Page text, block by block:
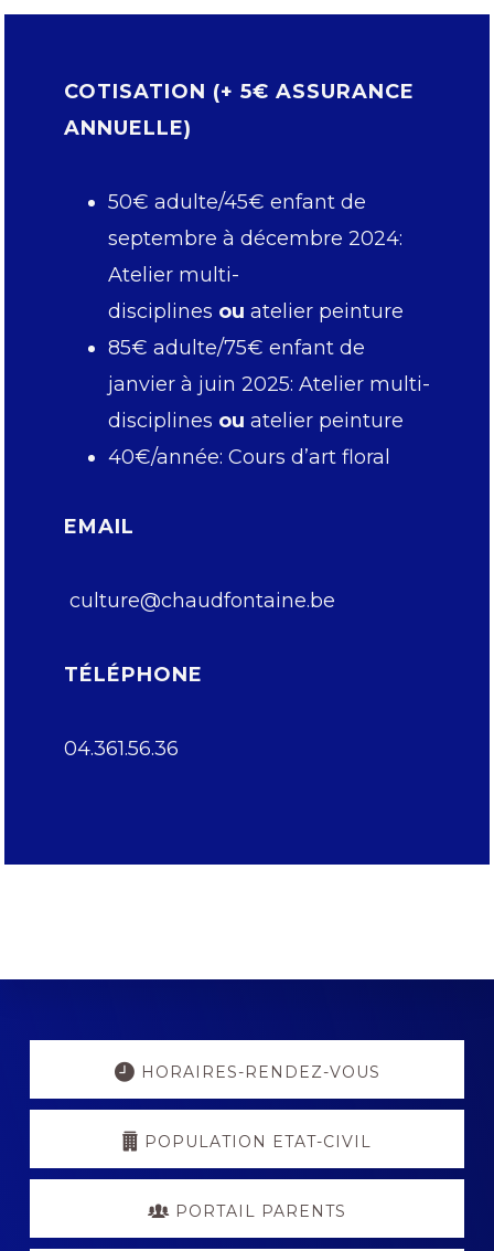
COTISATION (+ 5€ ASSURANCE
ANNUELLE)
50€ adulte/45€ enfant de
septembre à décembre 2024:
Atelier multi-
disciplines ou atelier peinture
85€ adulte/75€ enfant de
janvier à juin 2025: Atelier multi-
disciplines ou atelier peinture
40€/année: Cours d’art floral
EMAIL
culture@chaudfontaine.be
TÉLÉPHONE
04.361.56.36
Explore
HORAIRES-RENDEZ-VOUS
POPULATION ETAT-CIVIL
PORTAIL PARENTS